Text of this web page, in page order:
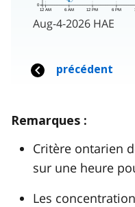
Remarques :
Critère ontarien
sur une heure
Les